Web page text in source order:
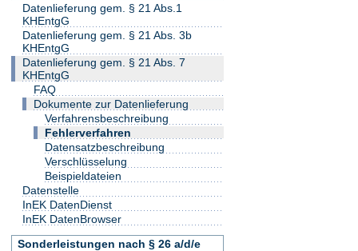
Datenlieferung gem. § 21 Abs.1
KHEntgG
Datenlieferung gem. § 21 Abs. 3b
KHEntgG
Datenlieferung gem. § 21 Abs. 7
KHEntgG
FAQ
Dokumente zur Datenlieferung
Verfahrensbeschreibung
Fehlerverfahren
Datensatzbeschreibung
Verschlüsselung
Beispieldateien
Datenstelle
InEK DatenDienst
InEK DatenBrowser
Sonderleistungen nach § 26 a/d/e